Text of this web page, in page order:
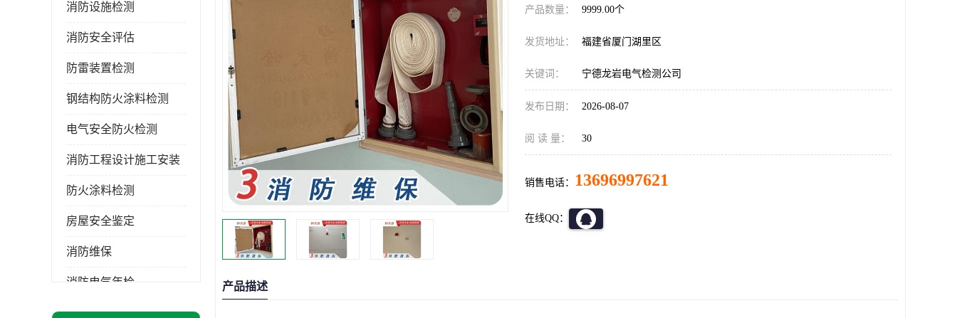
消防设施检测
消防安全评估
防雷装置检测
钢结构防火涂料检测
电气安全防火检测
消防工程设计施工安装
防火涂料检测
房屋安全鉴定
消防维保
消防电气年检
消防工程施工
产品数量： 9999.00个
发货地址： 福建省厦门湖里区
关键词： 宁德龙岩电气检测公司
发布日期： 2026-08-07
阅 读 量： 30
销售电话： 13696997621
在线QQ：
产品描述